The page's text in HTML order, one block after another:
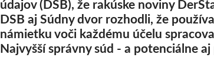
údajov (DSB), že rakúske noviny
DSB aj Súdny dvor rozhodli, že
námietku voči každému účelu
Najvyšší správny súd - a potenciálne